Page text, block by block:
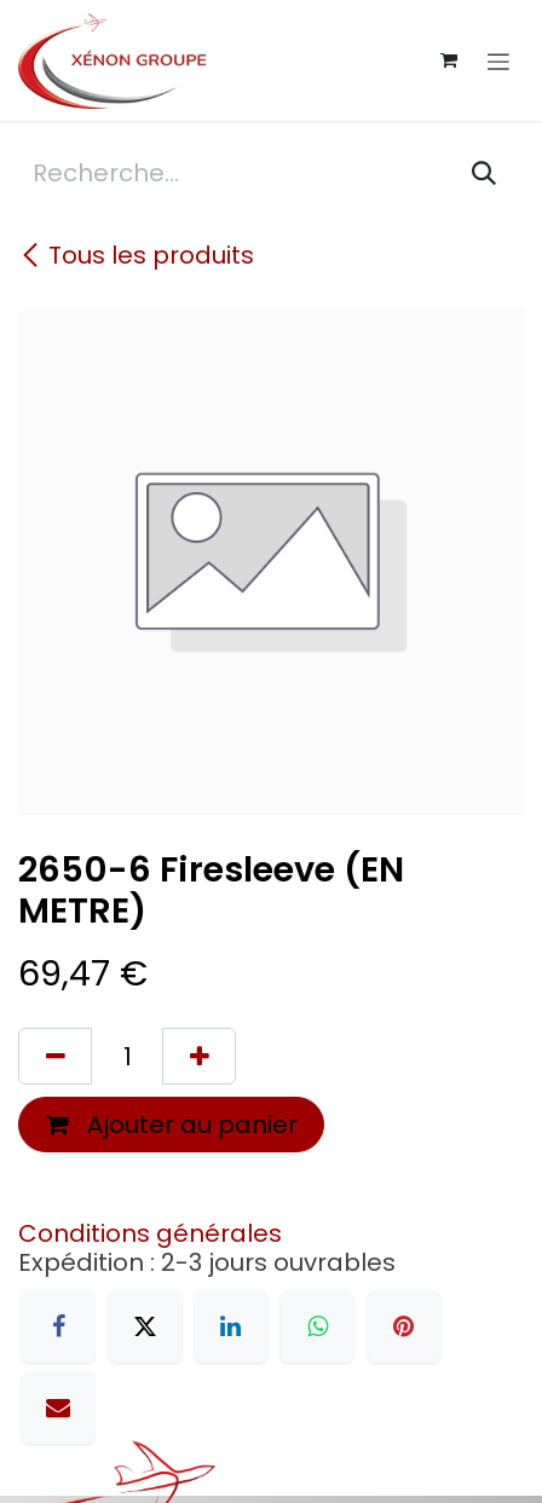
Se rendre au contenu
Tous les produits
2650-6 Firesleeve (EN
METRE)
69,47 €
Ajouter au panier
Conditions générales
Expédition : 2-3 jours ouvrables